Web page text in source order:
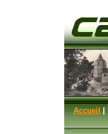
Accueil |